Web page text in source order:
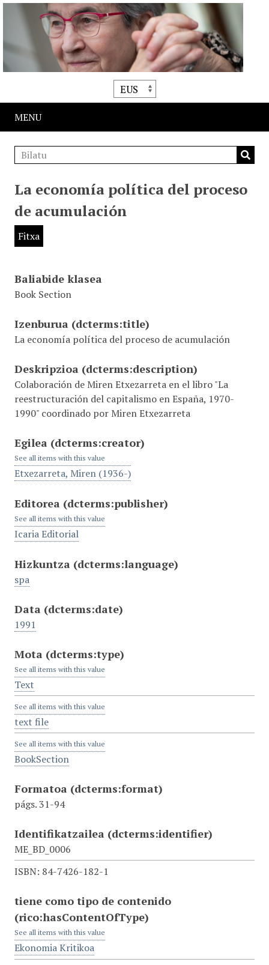
MENU
La economía política del proceso
de acumulación
Fitxa
Baliabide klasea
Book Section
Izenburua (dcterms:title)
La economía política del proceso de acumulación
Deskripzioa (dcterms:description)
Colaboración de Miren Etxezarreta en el libro "La
reestructuración del capitalismo en España, 1970-
1990" coordinado por Miren Etxezarreta
Egilea (dcterms:creator)
See all items with this value
Etxezarreta, Miren (1936-)
Editorea (dcterms:publisher)
See all items with this value
Icaria Editorial
Hizkuntza (dcterms:language)
spa
Data (dcterms:date)
1991
Mota (dcterms:type)
See all items with this value
Text
See all items with this value
text file
See all items with this value
BookSection
Formatoa (dcterms:format)
págs. 31-94
Identifikatzailea (dcterms:identifier)
ME_BD_0006
ISBN: 84-7426-182-1
tiene como tipo de contenido
(rico:hasContentOfType)
See all items with this value
Ekonomia Kritikoa